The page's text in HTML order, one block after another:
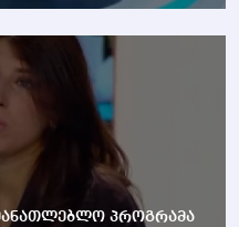
პროგრამა